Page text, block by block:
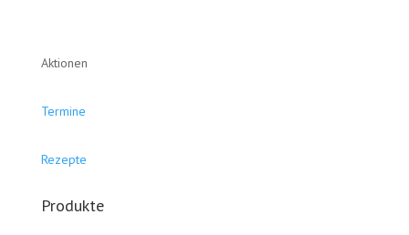
Aktionen
Termine
Rezepte
Produkte